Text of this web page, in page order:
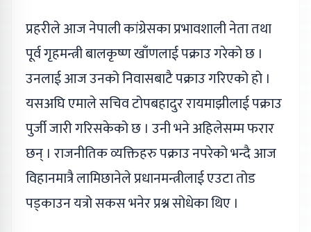
प्रहरीले आज नेपाली कांग्रेसका प्रभावशाली नेता तथा
पूर्व गृहमन्त्री बालकृष्ण खाँणलाई पक्राउ गरेको छ ।
उनलाई आज उनको निवासबाटै पक्राउ गरिएको हो ।
यसअघि एमाले सचिव टोपबहादुर रायमाझीलाई पक्राउ
पुर्जी जारी गरिसकेको छ । उनी भने अहिलेसम्म फरार
छन् । राजनीतिक व्यक्तिहरु पक्राउ नपरेको भन्दै आज
विहानमात्रै लामिछानेले प्रधानमन्त्रीलाई एउटा तोड
पड्काउन यत्रो सकस भनेर प्रश्न सोधेका थिए ।